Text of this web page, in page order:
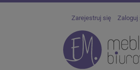
Zarejestruj się Zaloguj